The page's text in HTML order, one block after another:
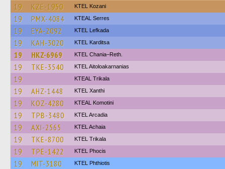
19 KZE-1950 ΚΤΕL Kozani
19 PMX-4084 KTEAL Serres
19 EYA-2092 KTEL Lefkada
19 KAH-3020 ΚΤΕL Karditsa
19 HKZ-6969 KTEL Chania–Reth.
19 TKE-3540 KTEL Aitoloakarnanias
19 KTEAL Trikala
19 AHZ-1448 KTEL Xanthi
19 KOZ-4280 KTEAL Komotini
19 TPB-3480 KTEL Arcadia
19 AXI-2565 KTEL Achaia
19 TKE-8700 ΚΤΕL Τrikala
19 TPE-1422 ΚΤΕL Phocis
19 MIT-3180 ΚΤΕL Phthiotis